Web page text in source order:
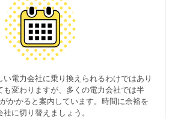
電力会社に乗り換えられるわけではあり
も変わりますが、多くの電力会社では半
かかると案内しています。時間に余裕を
に切り替えましょう。